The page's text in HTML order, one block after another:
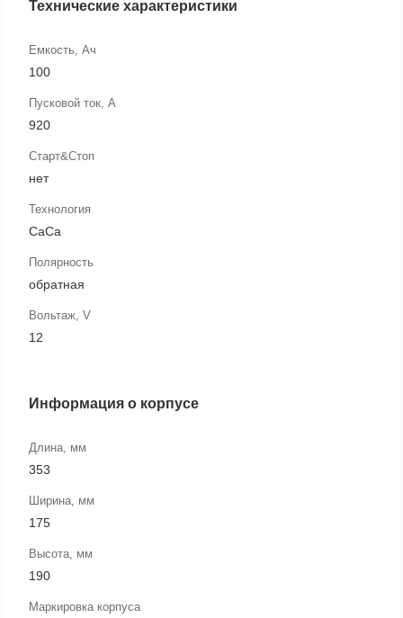
Технические характеристики
Емкость, Ач
100
Пусковой ток, А
920
Старт&Стоп
нет
Технология
CaCa
Полярность
обратная
Вольтаж, V
12
Информация о корпусе
Длина, мм
353
Ширина, мм
175
Высота, мм
190
Маркировка корпуса